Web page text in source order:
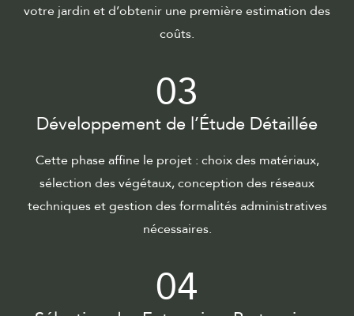
votre jardin et d’obtenir une première estimation des
coûts.
03
Développement de l’Étude Détaillée
Cette phase affine le projet : choix des matériaux,
sélection des végétaux, conception des réseaux
techniques et gestion des formalités administratives
nécessaires.
04